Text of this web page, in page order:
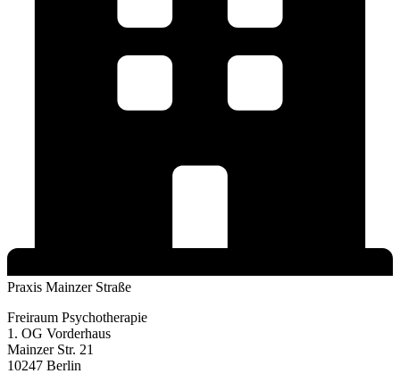
Praxis Mainzer Straße
Freiraum Psychotherapie
1. OG Vorderhaus
Mainzer Str. 21
10247 Berlin